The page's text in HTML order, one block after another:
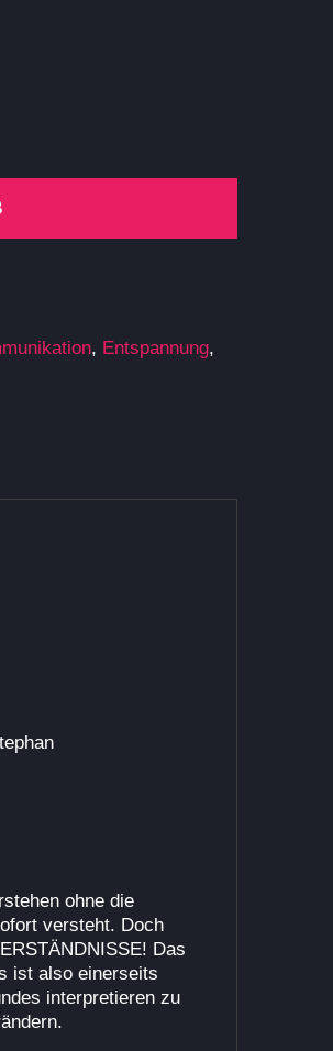
, Entspannung,
ohne die
versteht. Doch
Das
ist also einerseits
interpretieren zu